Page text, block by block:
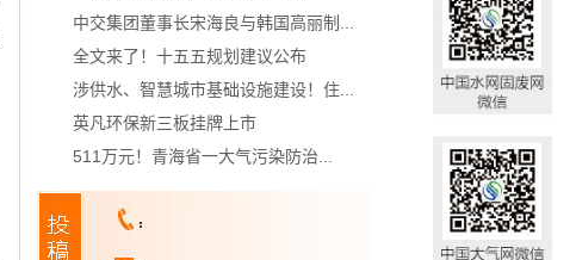
中交集团董事长宋海良与韩国高丽制...
全文来了！十五五规划建议公布
涉供水、智慧城市基础设施建设！住...
英凡环保新三板挂牌上市
511万元！青海省一大气污染防治...